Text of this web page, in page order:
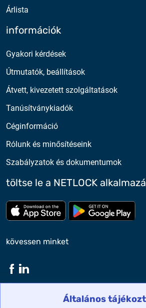
Általános
Árlista
információk
Gyakori kérdések
Útmutatók, beállítások
Átvett, kivezetett szolgáltatások
Tanúsítványkiadók
Céginformáció
Rólunk és minősítéseink
Szabályzatok és dokumentumok
töltse le a NETLOCK
Töltse le az App Store-
kövessen minket